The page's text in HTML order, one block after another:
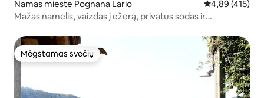
Namas mieste Pognana Lario Vidutinis
4,89 (415)
Mažas namelis, vaizdas į ežerą, privatus sodas ir
Mėgstamas svečių
Mėgstamas svečių